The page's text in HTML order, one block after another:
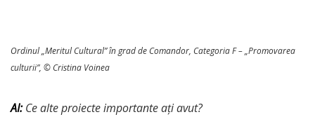
Ordinul „Meritul Cultural” în grad de Comandor, Categoria F – „Promovarea
culturii”, © Cristina Voinea
AI:Ce alte proiecte importante ați avut?